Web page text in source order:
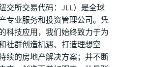
交所交易代码：JLL）是全球
专业服务和投资管理公司。凭
科技应用，我们始终致力于为
社群创造机遇、打造理想空
续的房地产解决方案；并不断